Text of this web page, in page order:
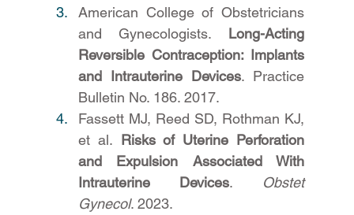
American College of Obstetricians
and Gynecologists. Long-Acting
Reversible Contraception: Implants
and Intrauterine Devices. Practice
Bulletin No. 186. 2017.
Fassett MJ, Reed SD, Rothman KJ,
et al.
Risks of Uterine Perforation
and Expulsion Associated With
Intrauterine Devices. Obstet
Gynecol. 2023.